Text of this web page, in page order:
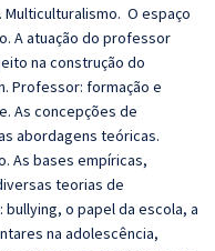
O espaço
A atuação do professor
na construção do
Professor: formação e
As concepções de
abordagens teóricas.
As bases empíricas,
teorias de
o papel da escola, a
na adolescência,